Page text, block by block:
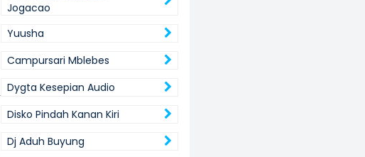
Jogacao
Yuusha
Campursari Mblebes
Dygta Kesepian Audio
Disko Pindah Kanan Kiri
Dj Aduh Buyung